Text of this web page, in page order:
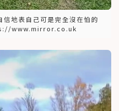
地表自己可是完全沒在怕的
www.mirror.co.uk